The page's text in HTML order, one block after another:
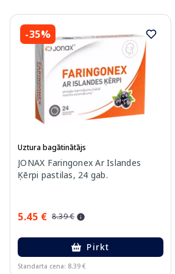
-35%
Uztura bagātinātājs
JONAX Faringonex Ar Islandes
Ķērpi pastilas, 24 gab.
5.45 € 8.39 €
Pirkt
Standarta cena: 8.39 €